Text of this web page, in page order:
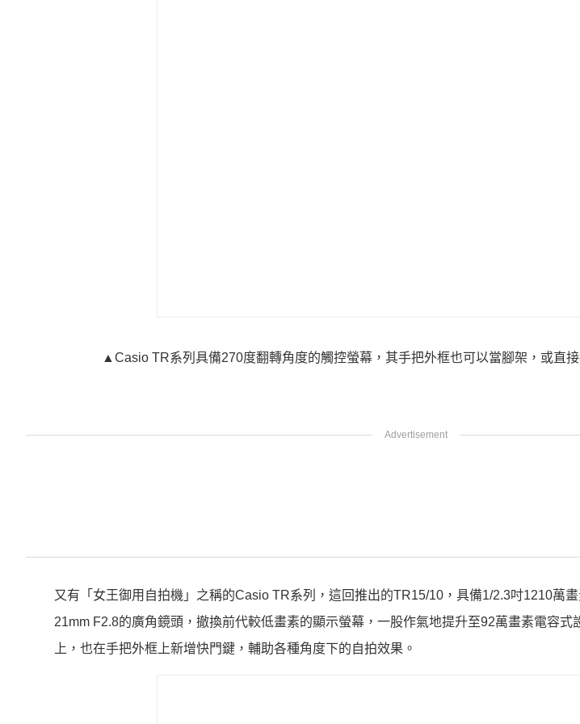
▲Casio TR系列具備270度翻轉角度的觸控螢幕，其手把外框也可以當腳架，或直
又有「女王御用自拍機」之稱的Casio TR系列，這回推出的TR15/10，具備1/2.3吋1210萬
21mm F2.8的廣角鏡頭，撤換前代較低畫素的顯示螢幕，一股作氣地提升至92萬畫素電容式
上，也在手把外框上新增快門鍵，輔助各種角度下的自拍效果。